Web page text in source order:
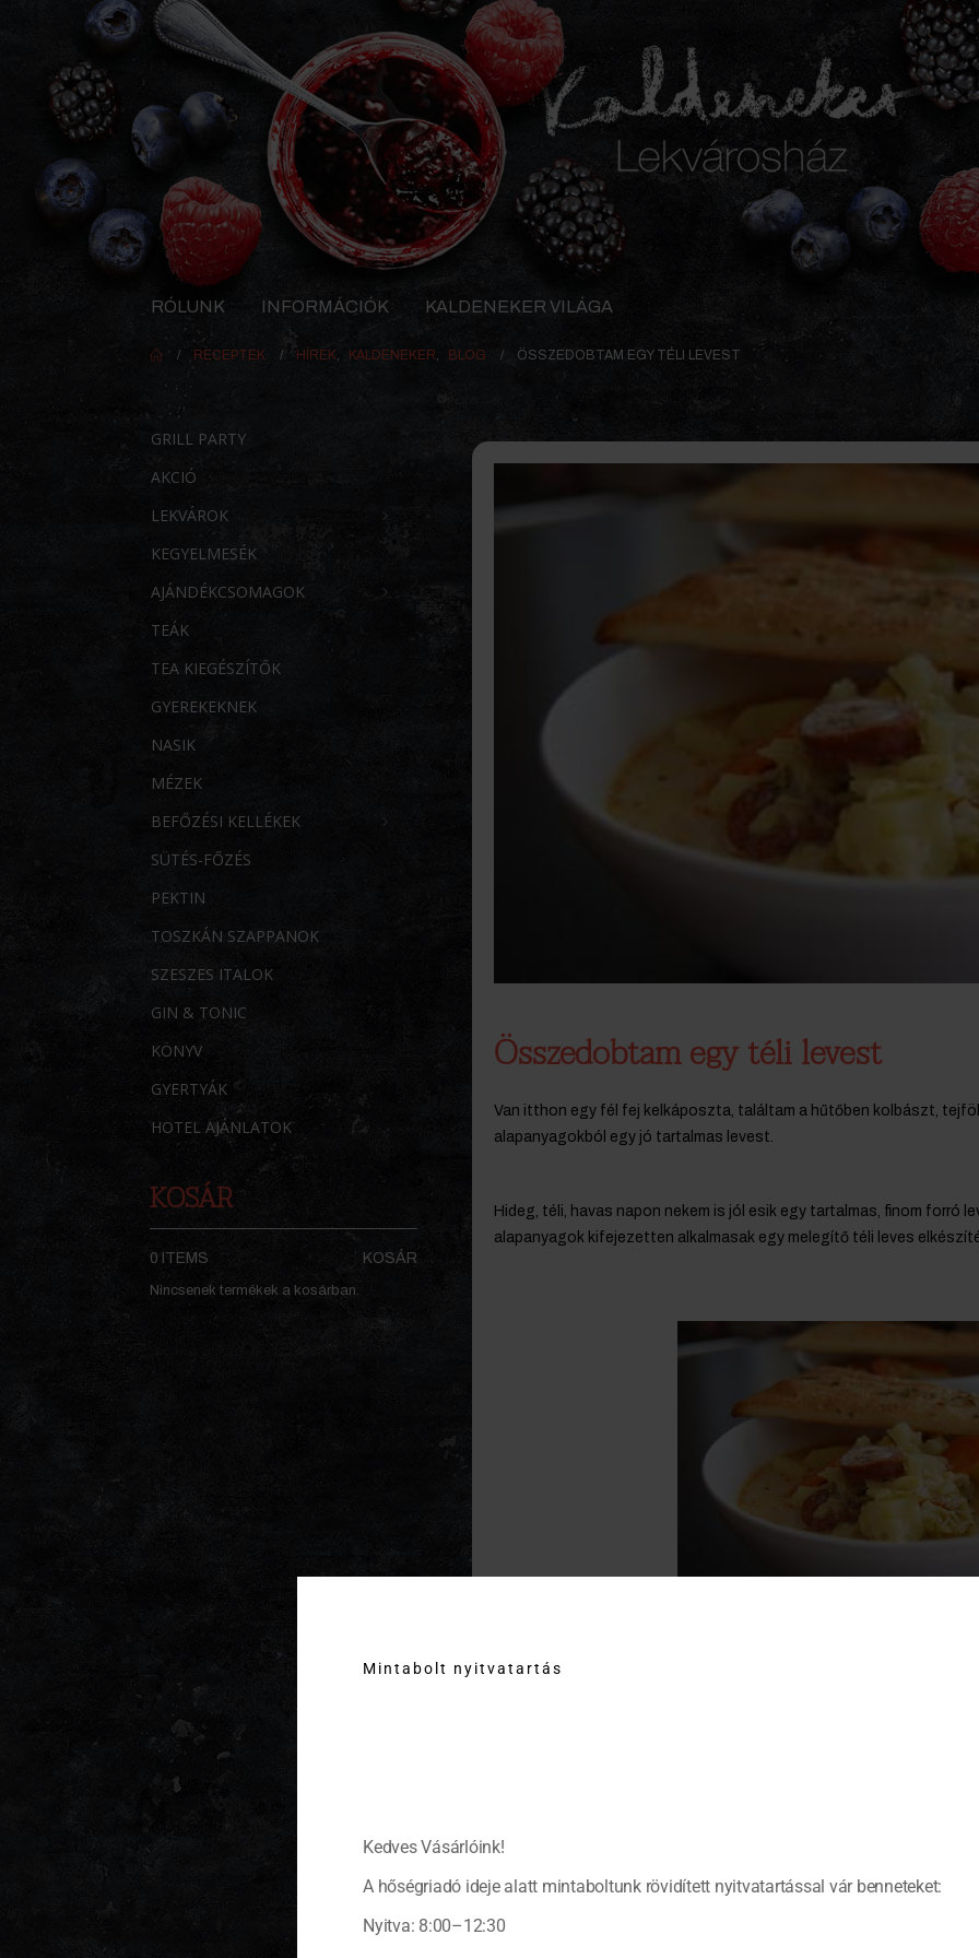
RÓLUNK INFORMÁCIÓK KALDENEKER VILÁGA
RECEPTEK HÍREK KALDENEKER BLOG ÖSSZEDOBTAM EGY TÉLI LEVEST
Összedobtam egy téli levest
Van itthon egy fél fej kelkáposzta, találtam a hűtőben kolbászt,
alapanyagokból egy jó tartalmas levest.
Hideg, téli, havas napon nekem is jól esik egy tartalmas, finom forró
alapanyagok kifejezetten alkalmasak egy melegítő téli leves
GRILL PARTY
AKCIÓ
LEKVÁROK
KEGYELMESÉK
AJÁNDÉKCSOMAGOK
TEÁK
TEA KIEGÉSZÍTŐK
GYEREKEKNEK
NASIK
MÉZEK
BEFŐZÉSI KELLÉKEK
SÜTÉS-FŐZÉS
PEKTIN
TOSZKÁN SZAPPANOK
SZESZES ITALOK
GIN & TONIC
KÖNYV
GYERTYÁK
HOTEL AJÁNLATOK
KOSÁR
0 ITEMS KOSÁR
Nincsenek termékek a kosárban.
Mintabolt nyitvatartás
Kedves Vásárlóink!
A hőségriadó ideje alatt mintaboltunk rövidített nyitvatartással vár benneteket:
Nyitva: 8:00–12:30